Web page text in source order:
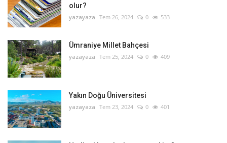
olur?
yazayaza Tem 26, 2024 0 533
Ümraniye Millet Bahçesi
yazayaza Tem 25, 2024 0 409
Yakın Doğu Üniversitesi
yazayaza Tem 23, 2024 0 401